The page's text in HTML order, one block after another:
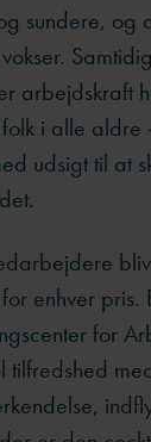
sundere, og
arbejdskraft
i alle aldre
udsigt til at
enhver pris.
for
tilfredshed